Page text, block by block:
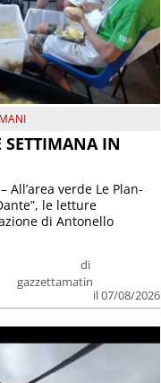
SETTIMANA IN
di
gazzettamatin
il 07/08/2026
All’area verde Le Plan-
le letture
di Antonello